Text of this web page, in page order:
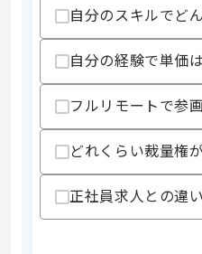
スキル
求
・
・
精算
自分のスキルでど
自分の経験で単価
フルリモートで参
どれくらい裁量権
正社員求人との違